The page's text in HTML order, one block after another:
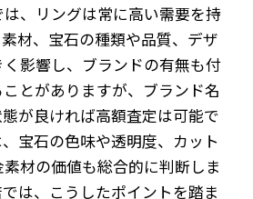
、リングは常に高い需要を持
材、宝石の種類や品質、デザ
影響し、ブランドの有無も付
とがありますが、ブランド名
が良ければ高額査定は可能で
宝石の色味や透明度、カット
材の価値も総合的に判断しま
は、こうしたポイントを踏ま